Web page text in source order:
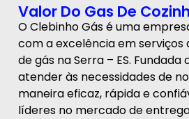
Valor Do Gas De
O Clebinho Gás é uma
com a excelência em
de gás na Serra – ES. Fundada
atender às necessidades de
maneira eficaz, rápida e
líderes no mercado de